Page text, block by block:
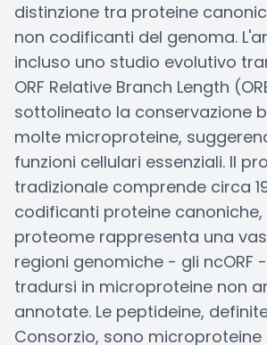
distinzione tra proteine
non codificanti del genoma.
incluso uno studio evolutivo
ORF Relative Branch Length
sottolineato la conservazione
molte microproteine,
funzioni cellulari essenziali. Il
tradizionale comprende circa
codificanti proteine canoniche,
proteome rappresenta una
regioni genomiche - gli ncORF
tradursi in microproteine non
annotate. Le peptideine,
Consorzio, sono microproteine